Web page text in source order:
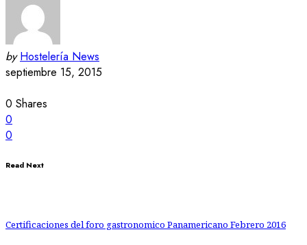
by Hostelería News
septiembre 15, 2015
0 Shares
0
0
Read Next
Certificaciones del foro gastronomico Panamericano Febrero 2016